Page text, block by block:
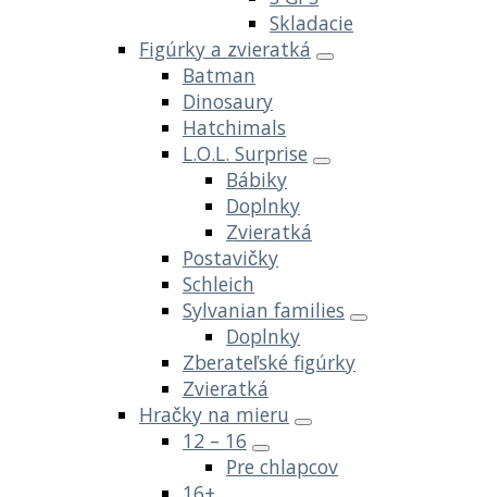
Skladacie
Figúrky a zvieratká
Batman
Dinosaury
Hatchimals
L.O.L. Surprise
Bábiky
Doplnky
Zvieratká
Postavičky
Schleich
Sylvanian families
Doplnky
Zberateľské figúrky
Zvieratká
Hračky na mieru
12 – 16
Pre chlapcov